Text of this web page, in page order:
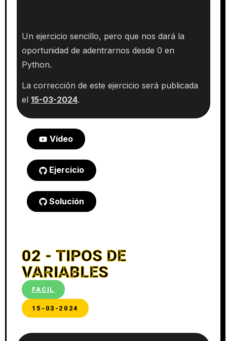
Un ejercicio sencillo, pero que nos dará la
oportunidad de adentrarnos desde 0 en
Python.
La corrección de este ejercicio será publicada
el 15-03-2024.
Vídeo
Ejercicio
Solución
02 - TIPOS DE
VARIABLES
FACIL
15-03-2024